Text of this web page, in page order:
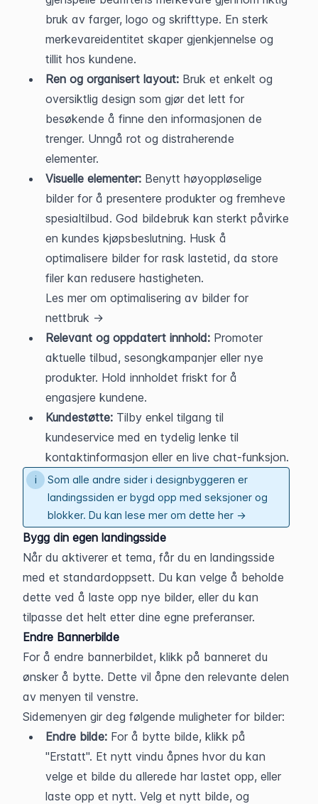
bruk av farger, logo og skrifttype. En sterk
merkevareidentitet skaper gjenkjennelse og
tillit hos kundene.
Ren og organisert layout: Bruk et enkelt og
oversiktlig design som gjør det lett for
besøkende å finne den informasjonen de
trenger. Unngå rot og distraherende
elementer.
Visuelle elementer: Benytt høyoppløselige
bilder for å presentere produkter og fremheve
spesialtilbud. God bildebruk kan sterkt påvirke
en kundes kjøpsbeslutning. Husk å
optimalisere bilder for rask lastetid, da store
filer kan redusere hastigheten.
Les mer om optimalisering av bilder for
nettbruk →
Relevant og oppdatert innhold: Promoter
aktuelle tilbud, sesongkampanjer eller nye
produkter. Hold innholdet friskt for å
engasjere kundene.
Kundestøtte: Tilby enkel tilgang til
kundeservice med en tydelig lenke til
kontaktinformasjon eller en live chat-funksjon.
Som alle andre sider i designbyggeren er
landingssiden er bygd opp med seksjoner og
blokker. Du kan lese mer om dette her →
Bygg din egen landingsside
Når du aktiverer et tema, får du en landingsside
med et standardoppsett. Du kan velge å beholde
dette ved å laste opp nye bilder, eller du kan
tilpasse det helt etter dine egne preferanser.
Endre Bannerbilde
For å endre bannerbildet, klikk på banneret du
ønsker å bytte. Dette vil åpne den relevante delen
av menyen til venstre.
Sidemenyen gir deg følgende muligheter for bilder:
Endre bilde: For å bytte bilde, klikk på
"Erstatt". Et nytt vindu åpnes hvor du kan
velge et bilde du allerede har lastet opp, eller
laste opp et nytt. Velg et nytt bilde, og